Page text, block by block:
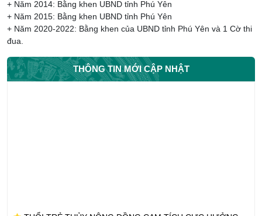
+ Năm 2014: Bằng khen UBND tỉnh Phú Yên
+ Năm 2015: Bằng khen UBND tỉnh Phú Yên
+ Năm 2020-2022: Bằng khen của UBND tỉnh Phú Yên và 1 Cờ thi
đua.
THÔNG TIN MỚI CẬP NHẬT